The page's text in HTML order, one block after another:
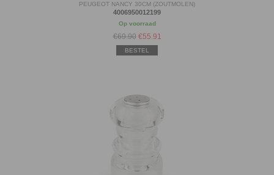
PEUGEOT NANCY 30CM (ZOUTMOLEN)
4006950012199
Op voorraad
€69.90 €55.91
BESTEL